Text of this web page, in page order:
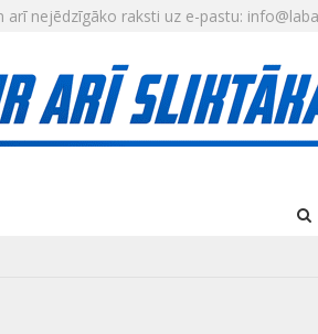
arī nejēdzīgāko raksti uz e-pastu: